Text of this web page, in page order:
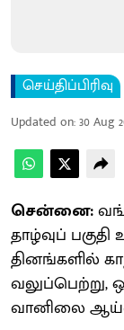
செய்திப்பிரிவு
Updated on:30 Aug
சென்னை:
தாழ்வுப் பகுதி
தினங்களில்
வலுப்பெற்று,
வானிலை